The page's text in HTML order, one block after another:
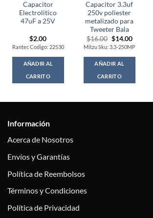
Capacitor
Electrolitico
47uF a 25V
$2.00
Rantec Codigo: 22530
AÑADIR AL
CARRITO
Capacitor 3.3uf
250v poliester
metalizado para
Tweeter Bala
$16.00 Original
price
was:
$16.00.
$14.00Current
price
is:
$14.00.
Mitzu Sku: 3.3-250MP
AÑADIR AL
CARRITO
Información
Acerca de Nosotros
Envíos y Garantías
Política de Reembolsos
Términos y Condiciones
Política de Privacidad